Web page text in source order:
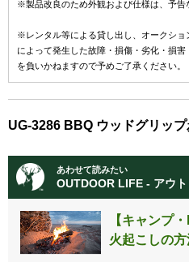
※製品改良のため外観および仕様は、予告
※レンタル等による貸し出し、オークシ
によって発生した故障・損傷・劣化・損
を負いかねますので予めご了承ください。
UG-3286 BBQ ウッドグリッ
あわせて読みたい
OUTDOOR LIFE - アウ
【キャンプ
火起こしの